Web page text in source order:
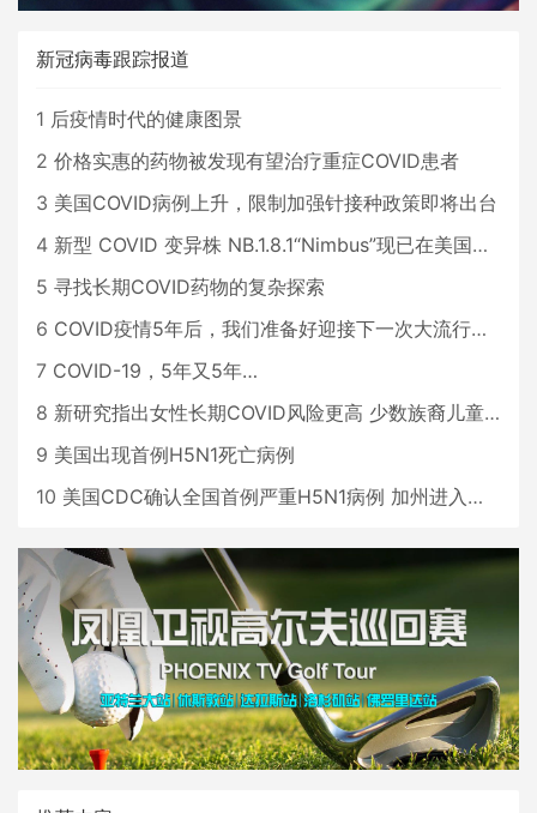
新冠病毒跟踪报道
1 后疫情时代的健康图景
2 价格实惠的药物被发现有望治疗重症COVID患者
3 美国COVID病例上升，限制加强针接种政策即将出台
4 新型 COVID 变异株 NB.1.8.1“Nimbus”现已在美国占据主导地位
5 寻找长期COVID药物的复杂探索
6 COVID疫情5年后，我们准备好迎接下一次大流行了吗？
7 COVID-19，5年又5年…
8 新研究指出女性长期COVID风险更高 少数族裔儿童存在差异
9 美国出现首例H5N1死亡病例
10 美国CDC确认全国首例严重H5N1病例 加州进入紧急状态